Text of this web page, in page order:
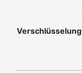
Verschlüsselung